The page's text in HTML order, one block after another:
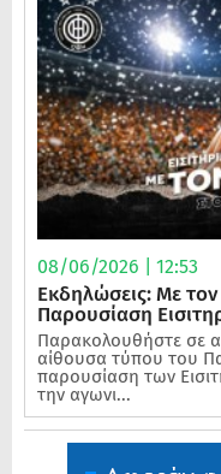
08/06/2026 | 12:53
Εκδηλώσεις: Με
Παρουσίαση
Παρακολουθήστε σε
αίθουσα τύπου του
παρουσίαση των
την αγωνι...